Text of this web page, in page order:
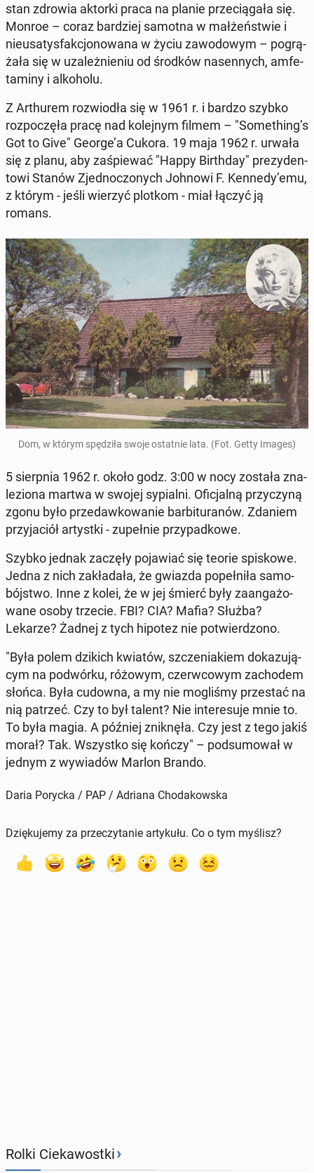
stan zdrowia aktorki praca na planie prze­cią­ga­ła się.
Monroe – coraz bar­dziej samotna w mał­żeń­stwie i
nie­usa­tys­fak­cjo­no­wa­na w życiu za­wo­do­wym – po­grą­
ża­ła się w uza­leż­nie­niu od środków na­sen­nych, am­fe­
ta­mi­ny i al­ko­ho­lu.
Z Ar­thu­rem roz­wio­dła się w 1961 r. i bardzo szybko
roz­po­czę­ła pracę nad ko­lej­nym filmem – "So­me­thing’s
Got to Give" George’a Cukora. 19 maja 1962 r. urwała
się z planu, aby za­śpie­wać "Happy Bir­th­day" pre­zy­den­
to­wi Stanów Zjed­no­czo­nych Johnowi F. Kennedy’emu,
z którym - jeśli wierzyć plotkom - miał łączyć ją
romans.
Dom, w którym spę­dzi­ła swoje ostat­nie lata. (Fot. Getty Images)
5 sierp­nia 1962 r. około godz. 3:00 w nocy została zna­
le­zio­na martwa w swojej sy­pial­ni. Ofi­cjal­ną przy­czy­ną
zgonu było przedaw­ko­wa­nie bar­bi­tu­ra­nów. Zdaniem
przy­ja­ciół ar­tyst­ki - zu­peł­nie przy­pad­ko­we.
Szybko jednak zaczęły po­ja­wiać się teorie spi­sko­we.
Jedna z nich za­kła­da­ła, że gwiazda po­peł­ni­ła sa­mo­
bój­stwo. Inne z kolei, że w jej śmierć były za­an­ga­żo­
wa­ne osoby trzecie. FBI? CIA? Mafia? Służba?
Lekarze? Żadnej z tych hipotez nie po­twier­dzo­no.
"Była polem dzikich kwiatów, szcze­nia­kiem do­ka­zu­ją­
cym na po­dwór­ku, różowym, czerw­co­wym za­cho­dem
słońca. Była cudowna, a my nie mo­gli­śmy prze­stać na
nią patrzeć. Czy to był talent? Nie in­te­re­su­je mnie to.
To była magia. A później znik­nę­ła. Czy jest z tego jakiś
morał? Tak. Wszyst­ko się kończy" – pod­su­mo­wał w
jednym z wy­wia­dów Marlon Brando.
Daria Porycka / PAP / Adriana Chodakowska
Dziękujemy za przeczytanie artykułu. Co o tym myślisz?
Rolki Ciekawostki›